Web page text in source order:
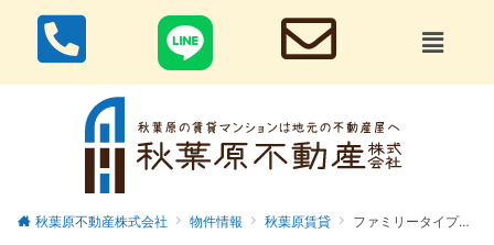
秋葉原不動産株式会社 物件情報 秋葉原賃貸 ファミリータイプ賃貸